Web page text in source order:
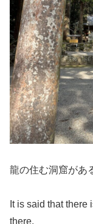
龍の住む洞窟があ
It is said that
there.